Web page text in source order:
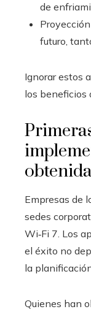
de
futuro,
Ignorar estos
los beneficios
Empresas de
sedes
Wi‑Fi 7. Los
el éxito no
la
Quienes han